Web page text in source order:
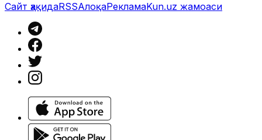
Сайт ҳақидаRSSАлоқаРекламаKun.uz жамоаси